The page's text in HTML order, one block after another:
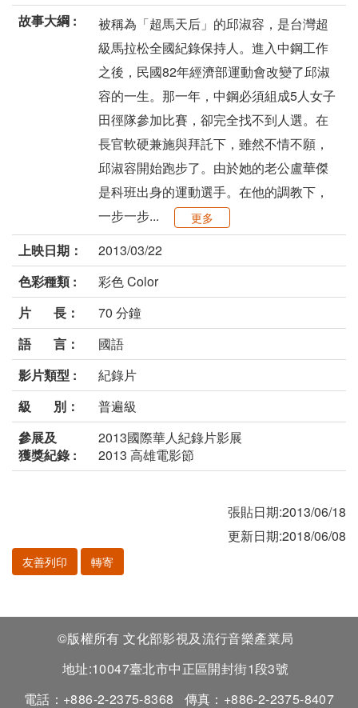
故事大綱 :
被稱為「超馬天后」的邱淑容，是台灣超
級馬拉松全國紀錄保持人。進入中鋼工作
之後，民國82年經濟部運動會改變了邱淑
容的一生。那一年，中鋼必須組成5人女子
田徑隊參加比賽，卻完全找不到人選。在
長官軟硬兼施與拜託下，雖然不情不願，
邱淑容開始跑步了。由於她的老公盧華傑
是科班出身的運動選手。在他的調教下，
一步一步...
更多
上映日期：
2013/03/22
色彩種類 :
彩色 Color
片 長：
70 分鐘
語 言：
國語
影片類型 :
紀錄片
級 別：
普遍級
參展及
獲獎紀錄 :
2013國際華人紀錄片影展
2013 高雄電影節
張貼日期:2013/06/18
更新日期:2018/06/08
友善列印 轉寄
©版權所有 文化部影視及流行音樂產業局
地址:10047臺北市中正區開封街1段3號
電話：+886-2-2375-8368
傳真：+886-2-2375-8407